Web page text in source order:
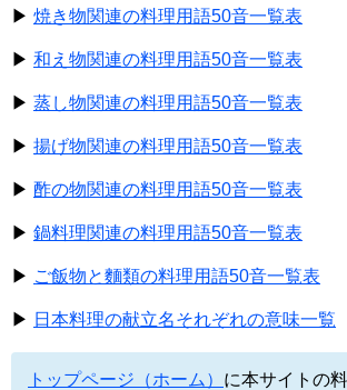
▶ 焼き物関連の料理用語50音一覧表
▶ 和え物関連の料理用語50音一覧表
▶ 蒸し物関連の料理用語50音一覧表
▶ 揚げ物関連の料理用語50音一覧表
▶ 酢の物関連の料理用語50音一覧表
▶ 鍋料理関連の料理用語50音一覧表
▶ ご飯物と麵類の料理用語50音一覧表
▶ 日本料理の献立名それぞれの意味一覧
トップページ（ホーム） に本サイトの